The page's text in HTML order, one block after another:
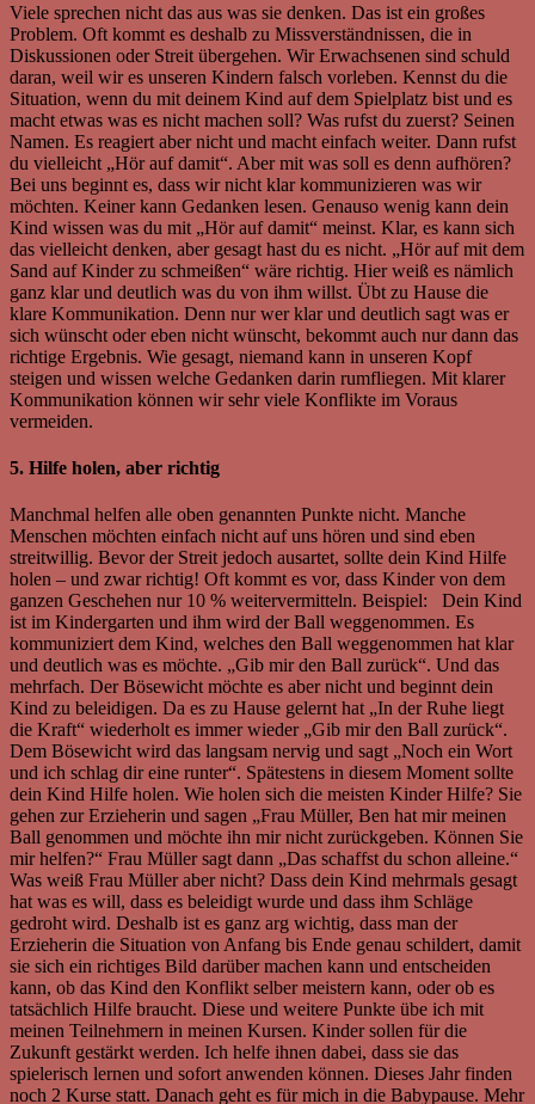
Viele sprechen nicht das aus was sie denken. Das ist ein großes
Problem. Oft kommt es deshalb zu Missverständnissen, die in
Diskussionen oder Streit übergehen. Wir Erwachsenen sind schuld
daran, weil wir es unseren Kindern falsch vorleben. Kennst du die
Situation, wenn du mit deinem Kind auf dem Spielplatz bist und es
macht etwas was es nicht machen soll? Was rufst du zuerst? Seinen
Namen. Es reagiert aber nicht und macht einfach weiter. Dann rufst
du vielleicht „Hör auf damit“. Aber mit was soll es denn aufhören?
Bei uns beginnt es, dass wir nicht klar kommunizieren was wir
möchten. Keiner kann Gedanken lesen. Genauso wenig kann dein
Kind wissen was du mit „Hör auf damit“ meinst. Klar, es kann sich
das vielleicht denken, aber gesagt hast du es nicht. „Hör auf mit dem
Sand auf Kinder zu schmeißen“ wäre richtig. Hier weiß es nämlich
ganz klar und deutlich was du von ihm willst. Übt zu Hause die
klare Kommunikation. Denn nur wer klar und deutlich sagt was er
sich wünscht oder eben nicht wünscht, bekommt auch nur dann das
richtige Ergebnis. Wie gesagt, niemand kann in unseren Kopf
steigen und wissen welche Gedanken darin rumfliegen. Mit klarer
Kommunikation können wir sehr viele Konflikte im Voraus
vermeiden.
5. Hilfe holen, aber richtig
Manchmal helfen alle oben genannten Punkte nicht. Manche
Menschen möchten einfach nicht auf uns hören und sind eben
streitwillig. Bevor der Streit jedoch ausartet, sollte dein Kind Hilfe
holen – und zwar richtig! Oft kommt es vor, dass Kinder von dem
ganzen Geschehen nur 10 % weitervermitteln. Beispiel: Dein Kind
ist im Kindergarten und ihm wird der Ball weggenommen. Es
kommuniziert dem Kind, welches den Ball weggenommen hat klar
und deutlich was es möchte. „Gib mir den Ball zurück“. Und das
mehrfach. Der Bösewicht möchte es aber nicht und beginnt dein
Kind zu beleidigen. Da es zu Hause gelernt hat „In der Ruhe liegt
die Kraft“ wiederholt es immer wieder „Gib mir den Ball zurück“.
Dem Bösewicht wird das langsam nervig und sagt „Noch ein Wort
und ich schlag dir eine runter“. Spätestens in diesem Moment sollte
dein Kind Hilfe holen. Wie holen sich die meisten Kinder Hilfe? Sie
gehen zur Erzieherin und sagen „Frau Müller, Ben hat mir meinen
Ball genommen und möchte ihn mir nicht zurückgeben. Können Sie
mir helfen?“ Frau Müller sagt dann „Das schaffst du schon alleine.“
Was weiß Frau Müller aber nicht? Dass dein Kind mehrmals gesagt
hat was es will, dass es beleidigt wurde und dass ihm Schläge
gedroht wird. Deshalb ist es ganz arg wichtig, dass man der
Erzieherin die Situation von Anfang bis Ende genau schildert, damit
sie sich ein richtiges Bild darüber machen kann und entscheiden
kann, ob das Kind den Konflikt selber meistern kann, oder ob es
tatsächlich Hilfe braucht. Diese und weitere Punkte übe ich mit
meinen Teilnehmern in meinen Kursen. Kinder sollen für die
Zukunft gestärkt werden. Ich helfe ihnen dabei, dass sie das
spielerisch lernen und sofort anwenden können. Dieses Jahr finden
noch 2 Kurse statt. Danach geht es für mich in die Babypause. Mehr